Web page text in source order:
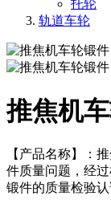
托轮
轨道车轮
推焦机
【产品名称】：
件质量问题，经
锻件的质量检验